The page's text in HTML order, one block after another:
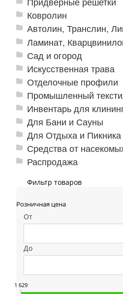
Фильтр товаров
Розничная цена
От
До
1 629
Ковролин
Автолин, Транслин,
Ламинат,
Сад и огород
Искусственная трава
Отделочные профили
Промышленный
Инвентарь для
Для Бани и Сауны
Для Отдыха и Пикника
Средства от
Распродажа